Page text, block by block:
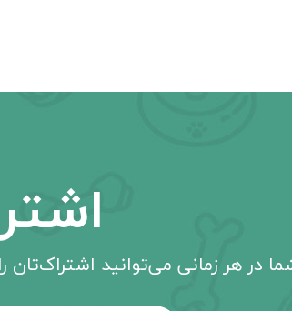
در هر زمانی می‌توانید اشتراک‌تان